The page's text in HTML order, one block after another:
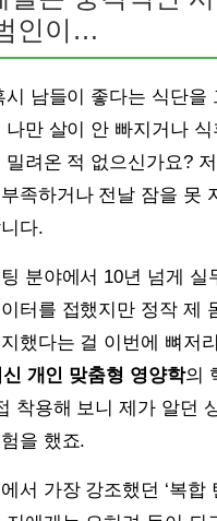
인이…
시 남들이 좋다는 식단을
나만 살이 안 빠지거나
밀려온 적 없으신가요?
족하거나 전날 잠을 못
다.
분야에서 10년 넘게 실
터를 접했지만 정작 제
했다는 걸 이번에 뼈저
개인 맞춤형 영양학의
착용해 보니 제가 알던
을 했죠.
서 가장 강조했던 ‘복합